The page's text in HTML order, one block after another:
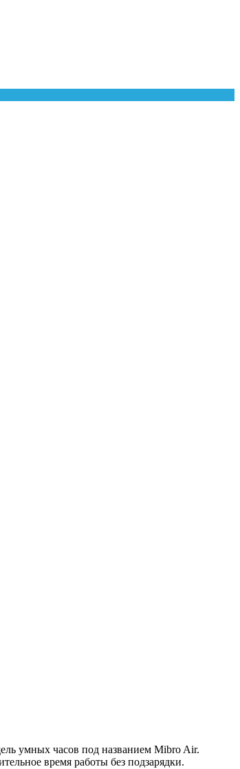
умных часов под названием Mibro Air.
время работы без подзарядки.